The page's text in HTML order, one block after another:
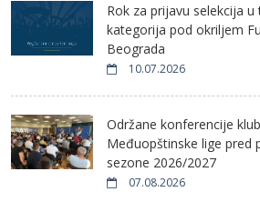
Rok za prijavu selekcija
kategorija pod okriljem
Beograda
10.07.2026
Održane konferencije
Međuopštinske lige pred
sezone 2026/2027
07.08.2026